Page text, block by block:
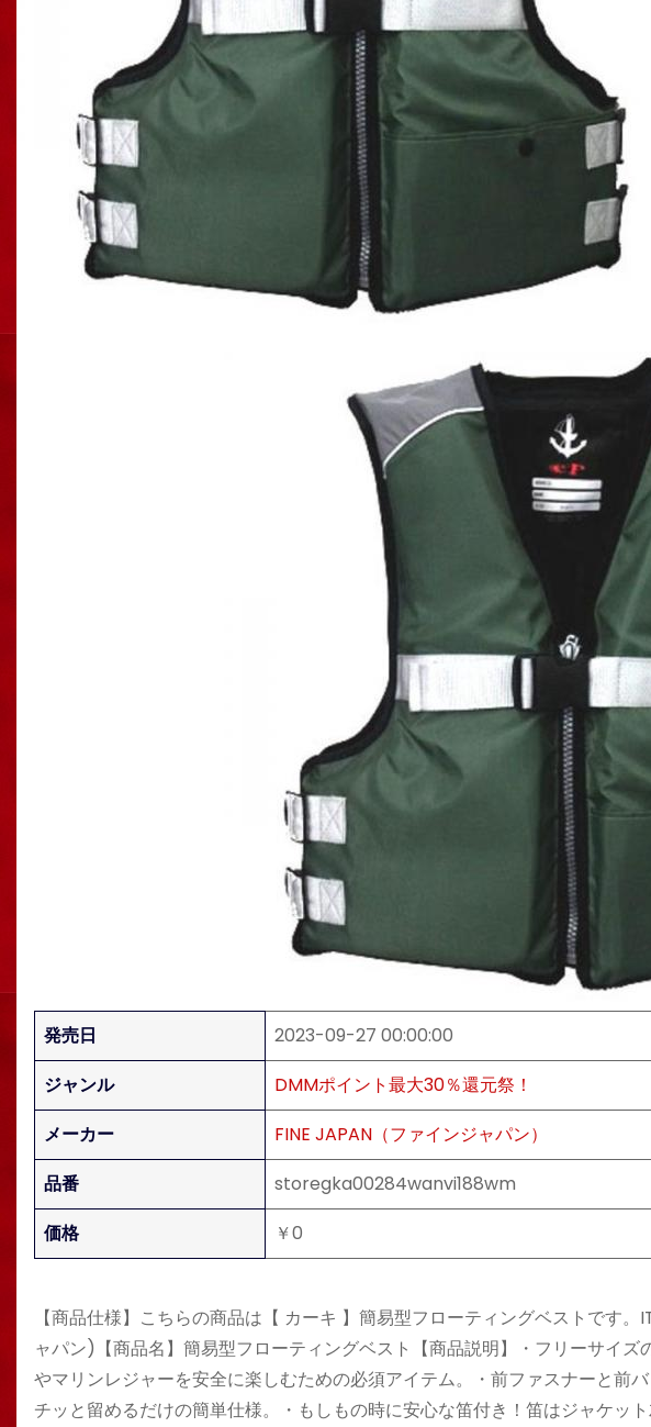
発売日
2023-09-27 00:00:00
ジャンル
DMMポイント最大30％還元祭！
メーカー
FINE JAPAN（ファインジャパン）
品番
storegka00284wanvi188wm
価格
￥0
【商品仕様】こちらの商品は【 カーキ 】簡易型フローティングベストです
ャパン)【商品名】簡易型フローティングベスト【商品説明】・フリーサイ
やマリンレジャーを安全に楽しむための必須アイテム。・前ファスナーと前
チッと留めるだけの簡単仕様。・もしもの時に安心な笛付き！笛はジャケッ